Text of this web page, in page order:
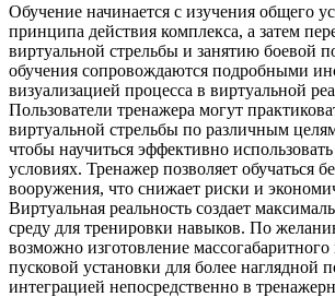
Обучение начинается с изучения общего
принципа действия комплекса, а затем
виртуальной стрельбы и занятию боевой
обучения сопровождаются подробными
визуализацией процесса в виртуальной
Пользователи тренажера могут
виртуальной стрельбы по различным
чтобы научиться эффективно
условиях. Тренажер позволяет обучаться
вооружения, что снижает риски и
Виртуальная реальность создает
среду для тренировки навыков. По
возможно изготовление массогабаритного
пусковой установки для более наглядной
интеграцией непосредственно в